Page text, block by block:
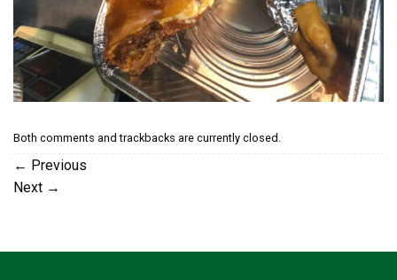
Both comments and trackbacks are currently closed.
← Previous
Next →